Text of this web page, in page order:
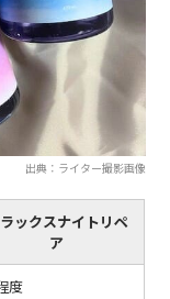
出典：ライター撮影画像
ックスナイトリペ
ア
度